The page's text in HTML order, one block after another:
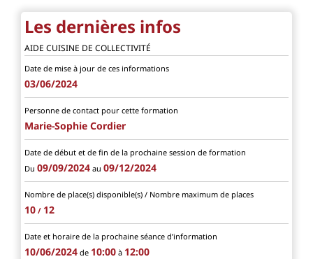
Les dernières infos
AIDE CUISINE DE COLLECTIVITÉ
Date de mise à jour de ces informations
03/06/2024
Personne de contact pour cette formation
Marie-Sophie Cordier
Date de début et de fin de la prochaine session de formation
Du 09/09/2024au 09/12/2024
Nombre de place(s) disponible(s) / Nombre maximum de places
10 / 12
Date et horaire de la prochaine séance d’information
10/06/2024 de 10:00 à 12:00